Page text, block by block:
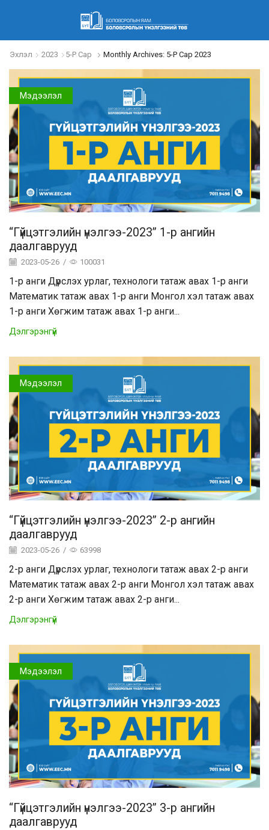
Эхлэл 2023 5-Р Сар Monthly Archives: 5-Р Сар 2023
Мэдээлэл
“Гүйцэтгэлийн үнэлгээ-2023” 1-р ангийн
даалгаврууд
2023-05-26 / 100031
1-р анги Дүрслэх урлаг, технологи татаж авах 1-р анги
Математик татаж авах 1-р анги Монгол хэл татаж авах
1-р анги Хөгжим татаж авах 1-р анги...
Дэлгэрэнгүй
Мэдээлэл
“Гүйцэтгэлийн үнэлгээ-2023” 2-р ангийн
даалгаврууд
2023-05-26 / 63998
2-р анги Дүрслэх урлаг, технологи татаж авах 2-р анги
Математик татаж авах 2-р анги Монгол хэл татаж авах
2-р анги Хөгжим татаж авах 2-р анги...
Дэлгэрэнгүй
Мэдээлэл
“Гүйцэтгэлийн үнэлгээ-2023” 3-р ангийн
даалгаврууд